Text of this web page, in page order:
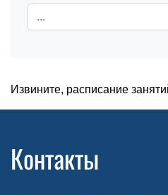
Извините, расписание
Контакты